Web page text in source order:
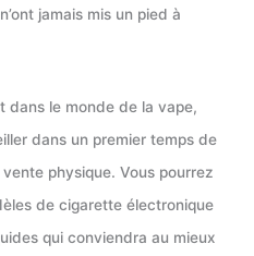
jamais mis un pied à
dans le monde de la vape,
dans un premier temps de
physique. Vous pourrez
de cigarette électronique
qui conviendra au mieux